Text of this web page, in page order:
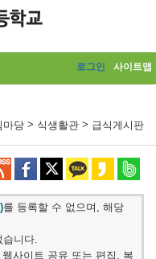
기
기
로그인 사이트맵
마당 > 식생활관 > 급식게시판
를 등록할 수 없으며, 해당
습니다.
사이트 공유 또는 편집, 복